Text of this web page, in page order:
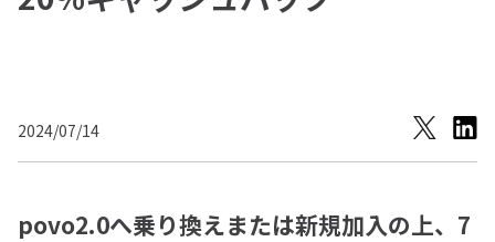
2024/07/14
povo2.0へ乗り換えまたは新規加入の上、7